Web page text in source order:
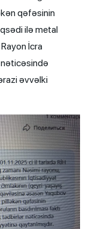
qəfəsinin
ilə metal
İcra
əvvəlki